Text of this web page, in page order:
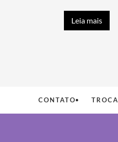
Leia mais
CONTATO